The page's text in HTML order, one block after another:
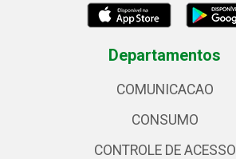
Departamentos
COMUNICACAO
CONSUMO
CONTROLE DE ACESSO